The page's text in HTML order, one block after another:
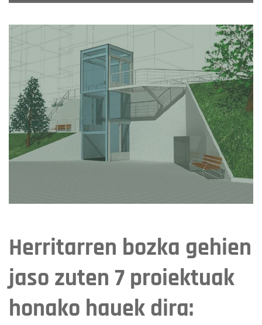
Herritarren bozka gehien
jaso zuten 7 proiektuak
honako hauek dira: